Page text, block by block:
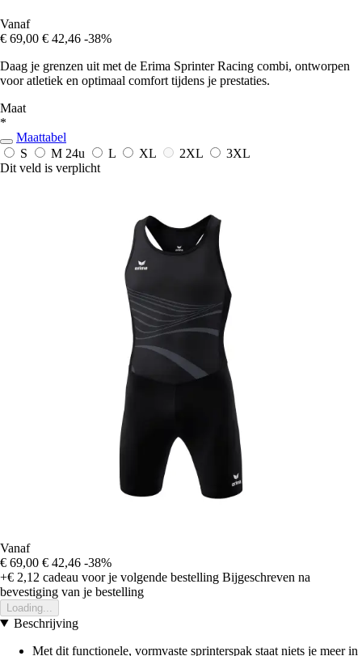
Vanaf
€ 69,00 € 42,46 -38%
Daag je grenzen uit met de Erima Sprinter Racing combi, ontworpen
voor atletiek en optimaal comfort tijdens je prestaties.
Maat
*
Maattabel
S
M 24u L XL 2XL
3XL
Dit veld is verplicht
Vanaf
€ 69,00 € 42,46 -38%
+€ 2,12 cadeau voor je volgende bestelling Bijgeschreven na
bevestiging van je bestelling
Loading...
Beschrijving
Met dit functionele, vormvaste sprinterspak staat niets je meer in